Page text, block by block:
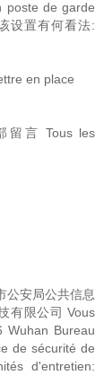
poste de garde
设置有何看法:
en place
留言 Tous les
公安局公共信息
有限公司 Vous
Wuhan Bureau
de sécurité de
d'entretien: